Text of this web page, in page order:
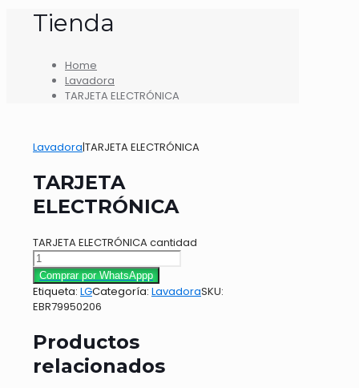
Tienda
Home
Lavadora
TARJETA ELECTRÓNICA
Lavadora|TARJETA ELECTRÓNICA
TARJETA
ELECTRÓNICA
TARJETA ELECTRÓNICA cantidad
Comprar por WhatsAppp
Etiqueta: LGCategoría: LavadoraSKU:
EBR79950206
Productos
relacionados